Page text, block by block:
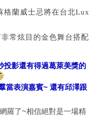
格蘭威士忌將在台北Lux
常炫目的金色舞台搭配
投影還有得過葛萊美獎的
當表演嘉賓~ 還有邱澤跟
羅了~相信絕對是一場精